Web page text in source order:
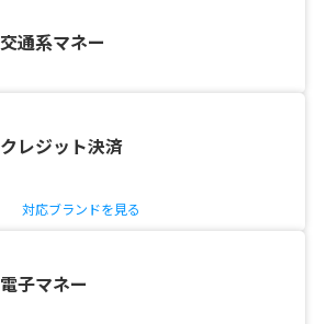
交通系マネー
クレジット決済
対応ブランドを見る
電子マネー